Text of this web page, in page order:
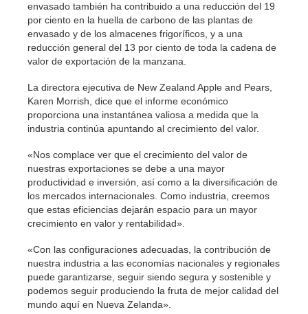
envasado también ha contribuido a una reducción del 19
por ciento en la huella de carbono de las plantas de
envasado y de los almacenes frigoríficos, y a una
reducción general del 13 por ciento de toda la cadena de
valor de exportación de la manzana.
La directora ejecutiva de New Zealand Apple and Pears,
Karen Morrish, dice que el informe económico
proporciona una instantánea valiosa a medida que la
industria continúa apuntando al crecimiento del valor.
«Nos complace ver que el crecimiento del valor de
nuestras exportaciones se debe a una mayor
productividad e inversión, así como a la diversificación de
los mercados internacionales. Como industria, creemos
que estas eficiencias dejarán espacio para un mayor
crecimiento en valor y rentabilidad».
«Con las configuraciones adecuadas, la contribución de
nuestra industria a las economías nacionales y regionales
puede garantizarse, seguir siendo segura y sostenible y
podemos seguir produciendo la fruta de mejor calidad del
mundo aquí en Nueva Zelanda».